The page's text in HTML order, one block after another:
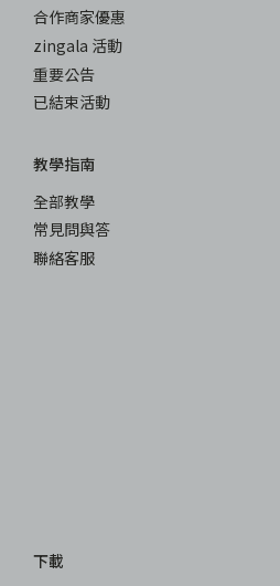
合作商家優惠
zingala 活動
重要公告
已結束活動
教學指南
全部教學
常見問與答
聯絡客服
下載